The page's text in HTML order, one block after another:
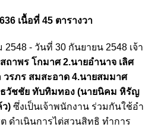
เนื้อที่ 45 ตารางวา
- วันที่ 30 กันยายน 2548 เจ้า
ถาพร โกมาศ 2.นายอำนาจ เลิศ
วรภร สมสะอาด 4.นายสมมาศ
ธวัชชัย ทับทิมทอง (นายนิคม หิรัญ
ว) ซึ่งเป็นเจ้าพนักงาน ร่วมกันใช้อํา
ดําเนินการไต่สวนสิทธิ ทําการ